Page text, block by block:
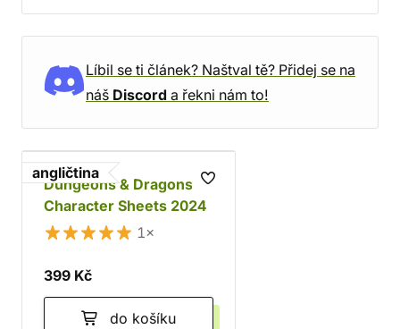
Líbil se ti článek? Naštval tě? Přidej se na
náš Discord a řekni nám to!
angličtina
Dungeons & Dragons -
Character Sheets 2024
1×
399 Kč
do košíku